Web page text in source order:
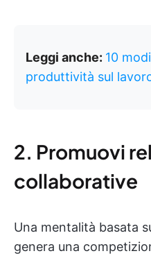
Leggi anche: 10
produttività sul
2. Promuovi
collaborative
Una mentalità basata
genera una